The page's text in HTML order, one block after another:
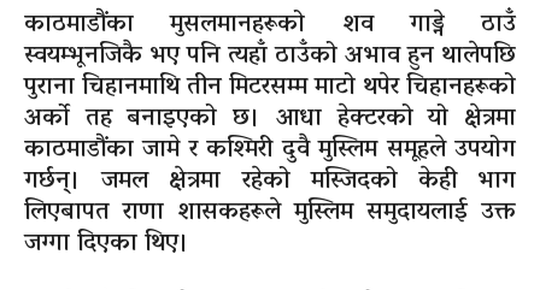
काठमाडौंका मुसलमानहरूको शव गाड्ने ठाउँ
स्वयम्भूनजिकै भए पनि त्यहाँ ठाउँको अभाव हुन थालेपछि
पुराना चिहानमाथि तीन मिटरसम्म माटो थपेर चिहानहरूको
अर्को तह बनाइएको छ। आधा हेक्टरको यो क्षेत्रमा
काठमाडौंका जामे र कश्मिरी दुवै मुस्लिम समूहले उपयोग
गर्छन्। जमल क्षेत्रमा रहेको मस्जिदको केही भाग
लिएबापत राणा शासकहरूले मुस्लिम समुदायलाई उक्त
जग्गा दिएका थिए।